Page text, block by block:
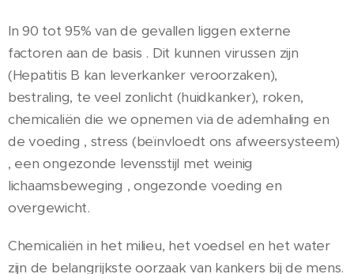
In 90 tot 95% van de gevallen liggen externe
factoren aan de basis . Dit kunnen virussen zijn
(Hepatitis B kan leverkanker veroorzaken),
bestraling, te veel zonlicht (huidkanker), roken,
chemicaliën die we opnemen via de ademhaling en
de voeding , stress (beïnvloedt ons afweersysteem)
, een ongezonde levensstijl met weinig
lichaamsbeweging , ongezonde voeding en
overgewicht.
Chemicaliën in het milieu, het voedsel en het water
zijn de belangrijkste oorzaak van kankers bij de mens.